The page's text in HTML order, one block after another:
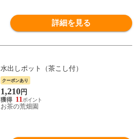
詳細を見る
水出しポット（茶こし付）
クーポンあり
1,210円
11
お茶の荒畑園